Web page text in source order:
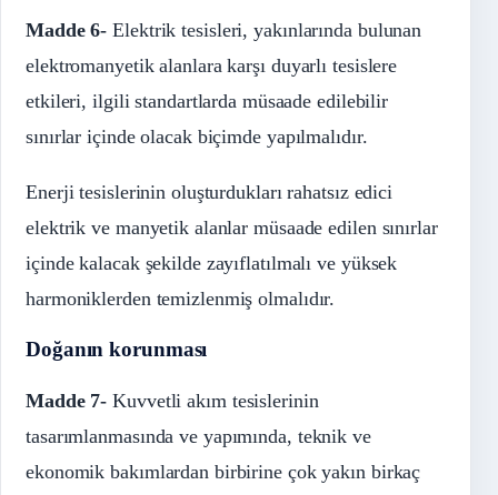
Madde 6- Elektrik tesisleri, yakınlarında bulunan
elektromanyetik alanlara karşı duyarlı tesislere
etkileri, ilgili standartlarda müsaade edilebilir
sınırlar içinde olacak biçimde yapılmalıdır.
Enerji tesislerinin oluşturdukları rahatsız edici
elektrik ve manyetik alanlar müsaade edilen sınırlar
içinde kalacak şekilde zayıflatılmalı ve yüksek
harmoniklerden temizlenmiş olmalıdır.
Doğanın korunması
Madde 7- Kuvvetli akım tesislerinin
tasarımlanmasında ve yapımında, teknik ve
ekonomik bakımlardan birbirine çok yakın birkaç